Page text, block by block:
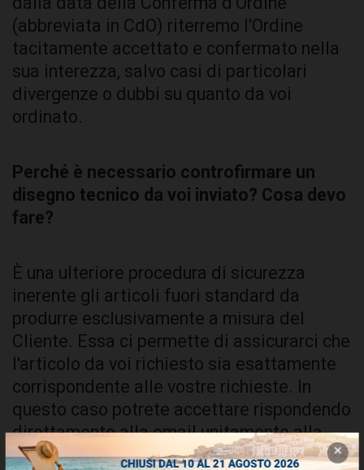
(abbreviata in CdO) riterremo l'Ordine
tacitamente accettato e confermato nella
sua interezza, salvo casi di particolari
divergenze o dubbi su quanto da voi
ordinato.
Perché è necessario controfirmare un
disegno tecnico da voi inviato? Cosa devo
fare?
È una ulteriore procedura di sicurezza
inerente gli articoli fuori standard da
produrre esclusivamente a misura del
Cliente. Essa ci permette di assicurarci che
l'articolo da voi richiesto sia esattamente
corrispondente alle vostre richieste. In
questo caso potrete accettare rispondendo
direttamente alla email unitamente alla
Conferma d'Ordine (abbreviata in CdO).